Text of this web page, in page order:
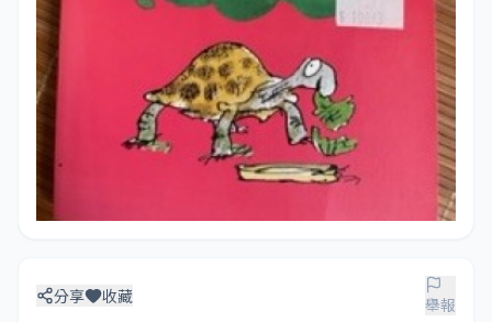
分享 收藏 舉報